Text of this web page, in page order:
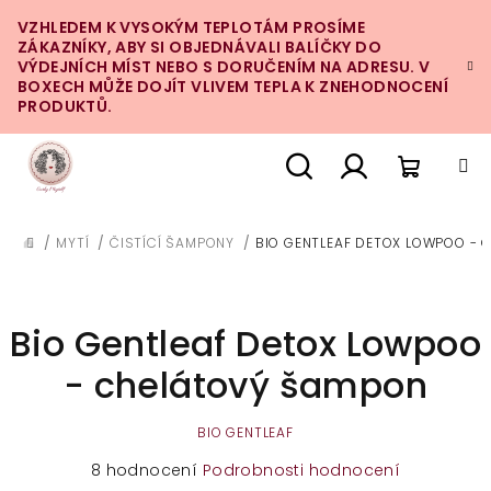
na
obsah
VZHLEDEM K VYSOKÝM TEPLOTÁM PROSÍME
ZÁKAZNÍKY, ABY SI OBJEDNÁVALI BALÍČKY DO
VÝDEJNÍCH MÍST NEBO S DORUČENÍM NA ADRESU. V
BOXECH MŮŽE DOJÍT VLIVEM TEPLA K ZNEHODNOCENÍ
PRODUKTŮ.
DOMŮ
/ MYTÍ / ČISTÍCÍ ŠAMPONY / BIO GENTLEAF DETOX LOWPOO -
Bio Gentleaf Detox Lowpoo
- chelátový šampon
BIO GENTLEAF
Průměrné
8 hodnocení Podrobnosti hodnocení